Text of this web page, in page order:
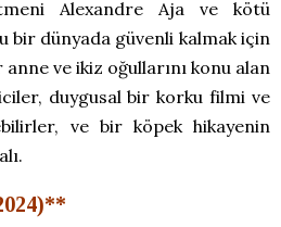
Alexandre Aja ve kötü
bir dünyada güvenli kalmak için
ve ikiz oğullarını konu alan
duygusal bir korku filmi ve
ve bir köpek hikayenin